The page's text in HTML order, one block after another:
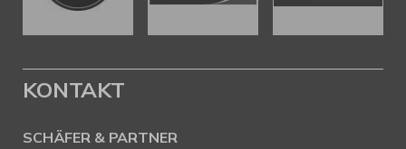
KONTAKT
SCHÄFER & PARTNER